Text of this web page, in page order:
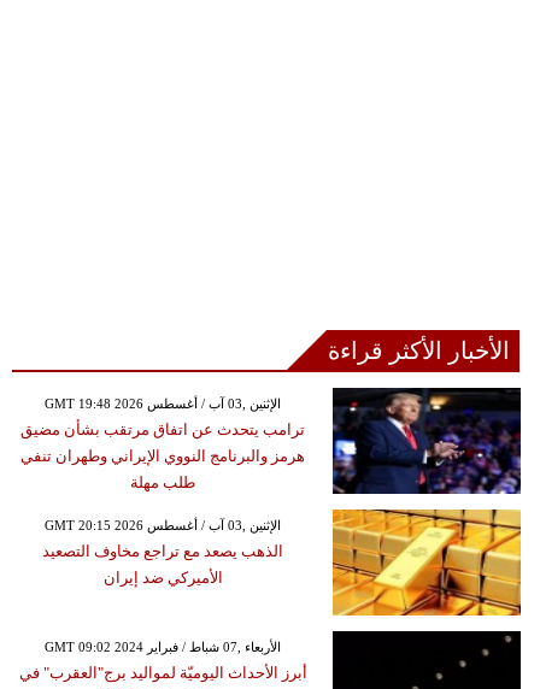
الأخبار الأكثر قراءة
GMT 19:48 2026 الإثنين ,03 آب / أغسطس
ترامب يتحدث عن اتفاق مرتقب بشأن مضيق
هرمز والبرنامج النووي الإيراني وطهران تنفي
طلب مهلة
GMT 20:15 2026 الإثنين ,03 آب / أغسطس
الذهب يصعد مع تراجع مخاوف التصعيد
الأميركي ضد إيران
GMT 09:02 2024 الأربعاء ,07 شباط / فبراير
أبرز الأحداث اليوميّة لمواليد برج"العقرب" في